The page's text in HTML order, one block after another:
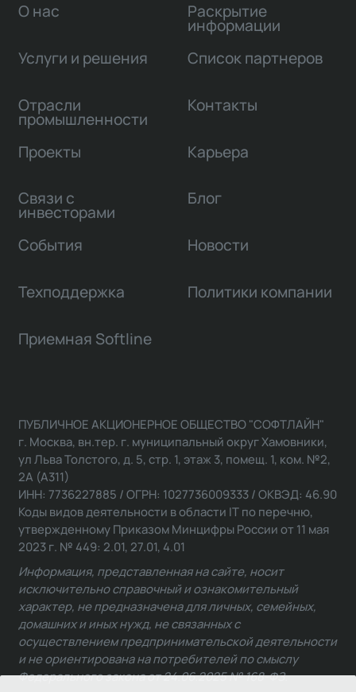
О нас
Услуги и решения
Отрасли
промышленности
Проекты
Связи с
инвесторами
Раскрытие
информации
Список партнеров
Контакты
Карьера
Блог
События Новости
Техподдержка Политики компании
Приемная Softline
ПУБЛИЧНОЕ АКЦИОНЕРНОЕ ОБЩЕСТВО "СОФТЛАЙН"
г. Москва, вн.тер. г. муниципальный округ Хамовники,
ул Льва Толстого, д. 5, стр. 1, этаж 3, помещ. 1, ком. №2,
2А (А311)
ИНН: 7736227885 / ОГРН: 1027736009333 / ОКВЭД: 46.90
Коды видов деятельности в области IT по перечню,
утвержденному Приказом Минцифры России от 11 мая
2023 г. № 449: 2.01, 27.01, 4.01
Информация, представленная на сайте, носит
исключительно справочный и ознакомительный
характер, не предназначена для личных, семейных,
домашних и иных нужд, не связанных с
осуществлением предпринимательской деятельности
и не ориентирована на потребителей по смыслу
Федерального закона от 24.06.2025 № 168-ФЗ.